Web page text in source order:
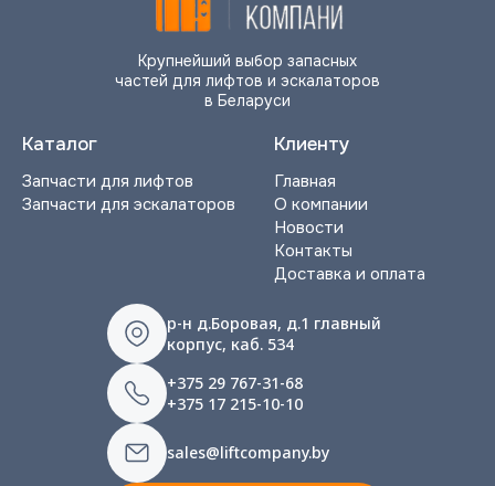
Крупнейший выбор запасных
частей для лифтов и эскалаторов
в Беларуси
Каталог
Запчасти для лифтов
Запчасти для эскалаторов
Клиенту
Главная
О компании
Новости
Контакты
Доставка и оплата
р-н д.Боровая, д.1 главный
корпус, каб. 534
+375 29 767-31-68
+375 17 215-10-10
sales@liftcompany.by